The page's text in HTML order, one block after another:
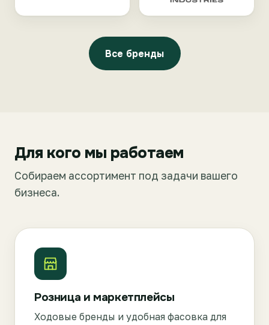
Все бренды
Для кого мы работаем
Собираем ассортимент под задачи вашего
бизнеса.
Розница и маркетплейсы
Ходовые бренды и удобная фасовка для